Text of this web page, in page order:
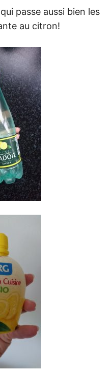
passe aussi bien les
au citron!